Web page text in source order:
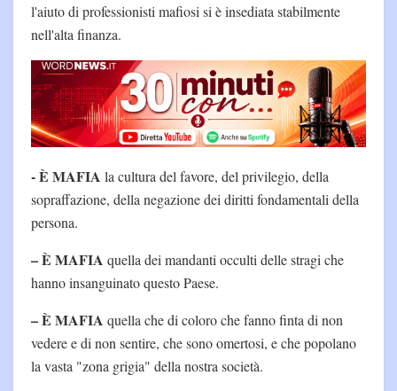
l'aiuto di professionisti mafiosi si è insediata stabilmente
nell'alta finanza.
‐ È MAFIA la cultura del favore, del privilegio, della
sopraffazione, della negazione dei diritti fondamentali della
persona.
– È MAFIA quella dei mandanti occulti delle stragi che
hanno insanguinato questo Paese.
– È MAFIA quella che di coloro che fanno finta di non
vedere e di non sentire, che sono omertosi, e che popolano
la vasta "zona grigia" della nostra società.